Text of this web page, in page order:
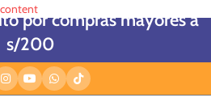
por compras mayores a
s/200